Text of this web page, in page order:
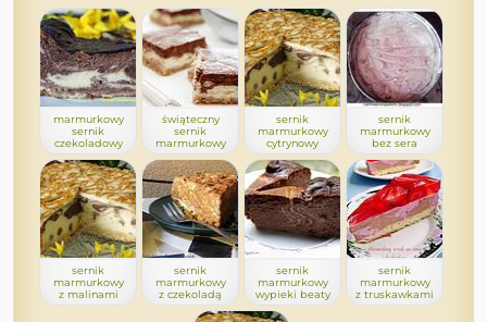
marmurkowy
sernik
czekoladowy
świąteczny
sernik
marmurkowy
sernik
marmurkowy
cytrynowy
sernik
marmurkowy
bez sera
sernik
marmurkowy
z malinami
sernik
marmurkowy
z czekoladą
sernik
marmurkowy
wypieki beaty
sernik
marmurkowy
z truskawkami